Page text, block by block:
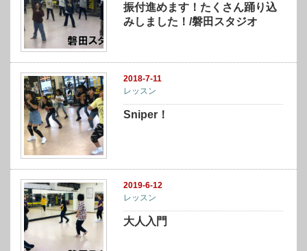
振付進めます！たくさん踊り込
みしました！/磐田スタジオ
2018-7-11
レッスン
Sniper！
2019-6-12
レッスン
大人入門